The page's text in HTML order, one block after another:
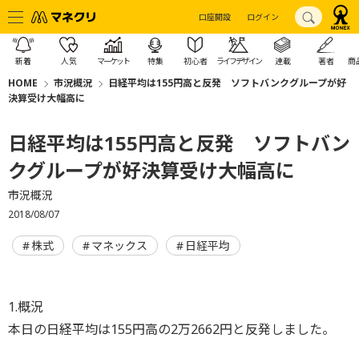
口座開設 ログイン
新着 人気 マーケット 特集 初心者 ライフデザイン 連載 著者 商
HOME 市況概況
日経平均は155円高と反発 ソフトバンクグループが好
決算受け大幅高に
日経平均は155円高と反発 ソフトバン
クグループが好決算受け大幅高に
市況概況
2018/08/07
株式 マネックス 日経平均
1.概況
本日の日経平均は155円高の2万2662円と反発しました。